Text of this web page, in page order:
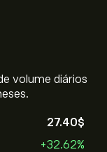
volume diários
27.40‎$‎
+32.62%